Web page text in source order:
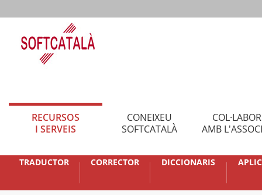
RECURSOS
I SERVEIS
CONEIXEU
SOFTCATALÀ
AMB
TRADUCTOR CORRECTOR DICCIONARIS